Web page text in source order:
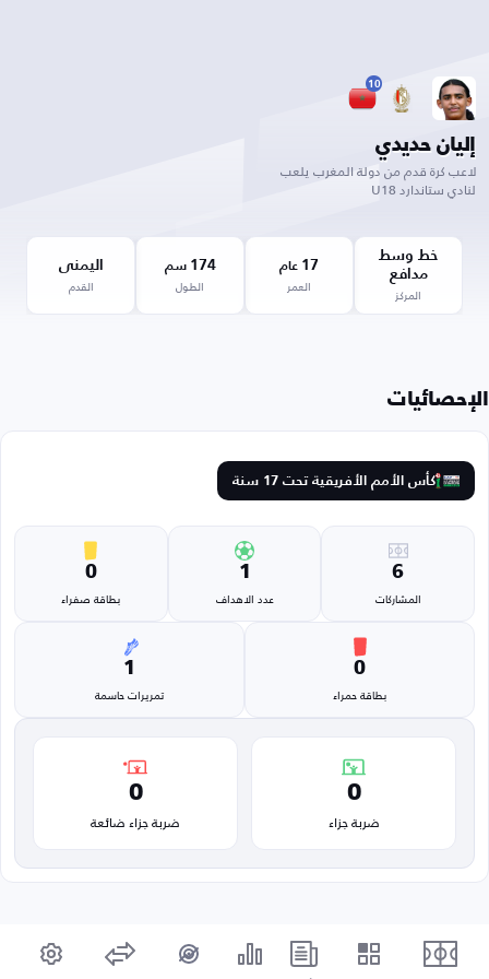
10
إليان حديدي
لاعب كرة قدم من دولة المغرب يلعب
لنادي ستاندارد U18
خط وسط
مدافع
المركز
17 عام
العمر
174 سم
الطول
اليمنى
القدم
الإحصائيات
كأس الأمم الأفريقية تحت 17 سنة
6
المشاركات
1
عدد الاهداف
0
بطاقة صفراء
0
بطاقة حمراء
1
تمريرات حاسمة
0
ضربة جزاء
0
ضربة جزاء ضائعة